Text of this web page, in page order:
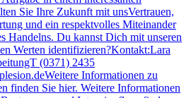
Sie Ihre Zukunft mit unsVertrauen,
und ein respektvolles Miteinander
Handelns. Du kannst Dich mit unseren
Werten identifizieren?Kontakt:Lara
(0371) 2435
Informationen zu
finden Sie hier. Weitere Informationen